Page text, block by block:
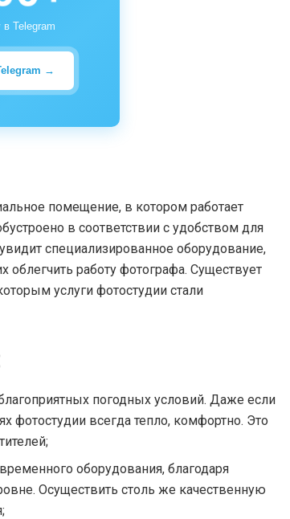
в Telegram
→
помещение, в котором работает
в соответствии с удобством для
специализированное оборудование,
работу фотографа. Существует
услуги фотостудии стали
погодных условий. Даже если
фотостудии всегда тепло, комфортно. Это
оборудования, благодаря
Осуществить столь же качественную